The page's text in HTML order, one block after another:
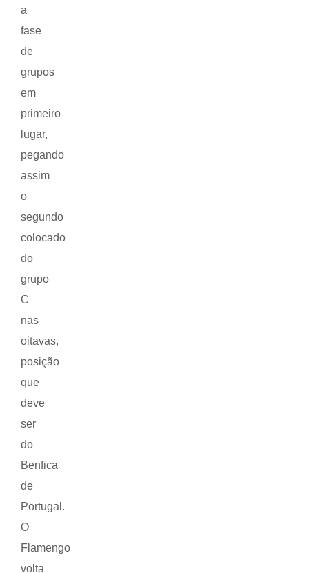
a
fase
de
grupos
em
primeiro
lugar,
pegando
assim
o
segundo
colocado
do
grupo
C
nas
oitavas,
posição
que
deve
ser
do
Benfica
de
Portugal.
O
Flamengo
volta